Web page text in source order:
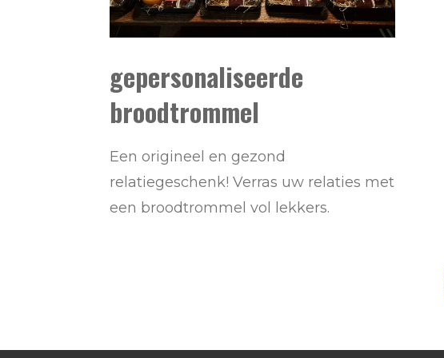
gepersonaliseerde
broodtrommel
Een origineel en gezond
relatiegeschenk! Verras uw relaties met
een broodtrommel vol lekkers.